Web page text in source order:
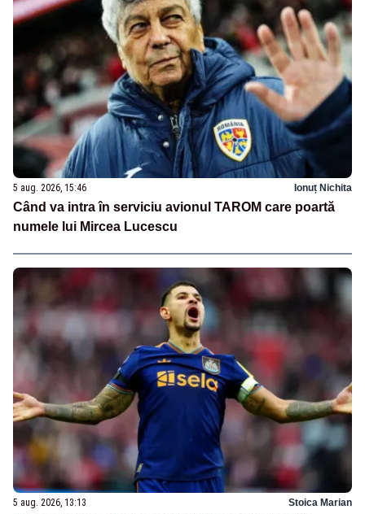
5 aug. 2026, 15:46 Ionuț Nichita
Când va intra în serviciu avionul TAROM care poartă
numele lui Mircea Lucescu
5 aug. 2026, 13:13 Stoica Marian